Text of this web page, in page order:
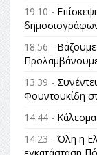
19:10 -
18:56 -
Προλαμβάνουμε
13:39 -
Φουντουκίδη
14:44 -
14:23 - Όλη η